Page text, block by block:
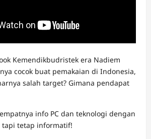
Kemendikbudristek era Nadiem
cocok buat pemakaian di Indonesia,
salah target? Gimana pendapat
info PC dan teknologi dengan
tapi tetap informatif!